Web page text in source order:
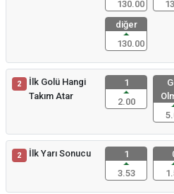
130.00
diğer
130.00
2
İlk Golü Hangi
Takım Atar
1
2.00
2 İlk Yarı Sonucu
1
3.53